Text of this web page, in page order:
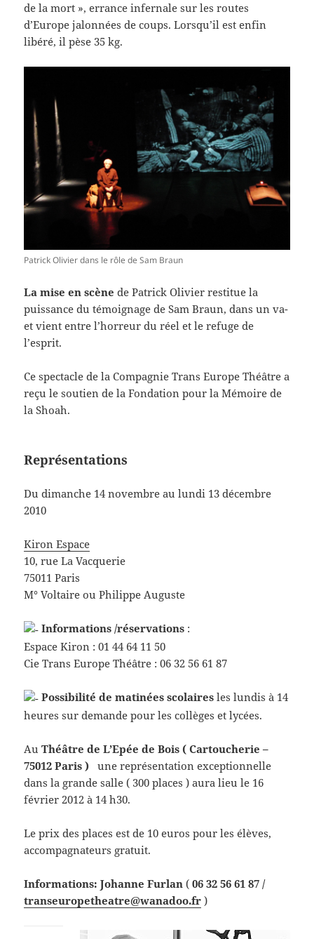
de la mort », errance infernale sur les routes
d’Europe jalonnées de coups. Lorsqu’il est enfin
libéré, il pèse 35 kg.
Patrick Olivier dans le rôle de Sam Braun
La mise en scène de Patrick Olivier restitue la
puissance du témoignage de Sam Braun, dans un va-
et vient entre l’horreur du réel et le refuge de
l’esprit.
Ce spectacle de la Compagnie Trans Europe Théâtre a
reçu le soutien de la Fondation pour la Mémoire de
la Shoah.
Représentations
Du dimanche 14 novembre au lundi 13 décembre
2010
Kiron Espace
10, rue La Vacquerie
75011 Paris
M° Voltaire ou Philippe Auguste
Informations /réservations :
Espace Kiron : 01 44 64 11 50
Cie Trans Europe Théâtre : 06 32 56 61 87
Possibilité de matinées scolaires les lundis à 14
heures sur demande pour les collèges et lycées.
AuThéâtre de L’Epée de Bois ( Cartoucherie –
75012 Paris ) une représentation exceptionnelle
dans la grande salle ( 300 places ) aura lieu le 16
février 2012 à 14 h30.
Le prix des places est de 10 euros pour les élèves,
accompagnateurs gratuit.
Informations: Johanne Furlan (06 32 56 61 87 /
transeuropetheatre@wanadoo.fr )